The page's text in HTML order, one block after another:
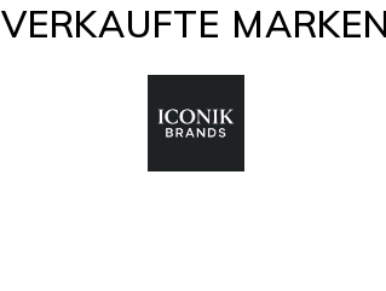
VERKAUFTE MARKEN